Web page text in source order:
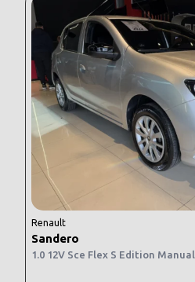
Renault
Sandero
1.0 12V Sce Flex S Edition Manual